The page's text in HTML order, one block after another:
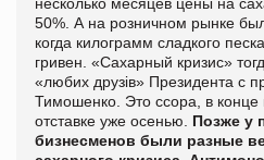
50%. А на розничном рынке
когда килограмм сладкого
гривен. «Сахарный кризис»
«любих друзів» Президента с
Тимошенко. Это ссора, в конце
отставке уже осенью. Позже у
бизнесменов были разные